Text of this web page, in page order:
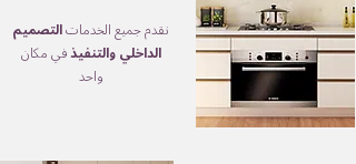
نقدم جميع الخدماتالتصميم
الداخلي والتنفيذفي مكان
واحد